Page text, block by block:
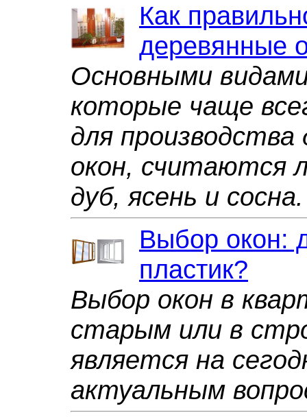
Как
деревянные
Основными
которые чаще
для производства
окон, считаются
дуб, ясень и сосна.
Выбор окон:
пластик?
Выбор окон в
старым или в
является на
актуальным